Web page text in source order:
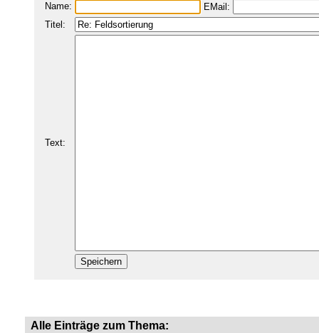
Name:
EMail:
Titel:
Text:
Alle Einträge zum Thema: